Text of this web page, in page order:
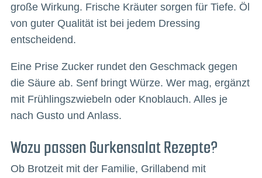
große Wirkung. Frische Kräuter sorgen für Tiefe. Öl
von guter Qualität ist bei jedem Dressing
entscheidend.
Eine Prise Zucker rundet den Geschmack gegen
die Säure ab. Senf bringt Würze. Wer mag, ergänzt
mit Frühlingszwiebeln oder Knoblauch. Alles je
nach Gusto und Anlass.
Wozu passen Gurkensalat Rezepte?
Ob Brotzeit mit der Familie, Grillabend mit